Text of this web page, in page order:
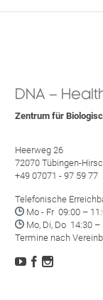
DNA –
Zentrum für
Heerweg 26
72070 Tübingen-
+49 07071 - 97 59 77
Telefonische
 Mo - Fr 09:00 –
 Mo, Di, Do 14:30 –
Termine nach
  